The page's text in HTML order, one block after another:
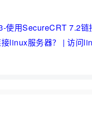
使用SecureCRT 7.2
linux服务器？ | 访问